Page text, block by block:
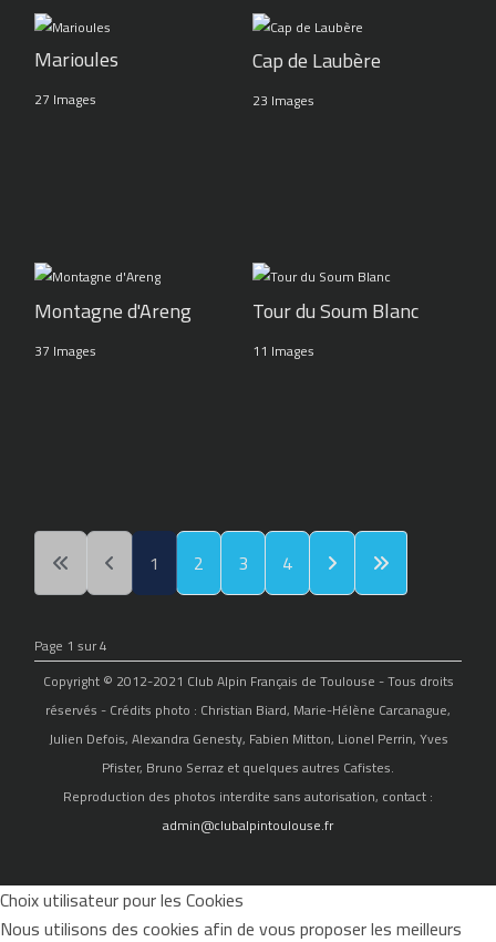
Marioules
27 Images
Cap de Laubère
23 Images
Montagne d'Areng
37 Images
Tour du Soum Blanc
11 Images
1 2 3 4
Page 1 sur 4
Copyright © 2012-2021 Club Alpin Français de Toulouse - Tous droits
réservés - Crédits photo : Christian Biard, Marie-Hélène Carcanague,
Julien Defois, Alexandra Genesty, Fabien Mitton, Lionel Perrin, Yves
Pfister, Bruno Serraz et quelques autres Cafistes.
Reproduction des photos interdite sans autorisation, contact :
admin@clubalpintoulouse.fr
Choix utilisateur pour les Cookies
Nous utilisons des cookies afin de vous proposer les meilleurs